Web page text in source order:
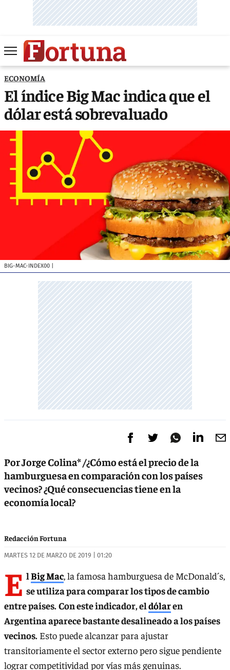
ECONOMÍA
El índice Big Mac indica que el
dólar está sobrevaluado
BIG-MAC-INDEX00
Por Jorge Colina* /¿Cómo está el precio de la
hamburguesa en comparación con los países
vecinos? ¿Qué consecuencias tiene en la
economía local?
Redacción Fortuna
MARTES 12 DE MARZO DE 2019 | 01:20
E lBig Mac, la famosa hamburguesa de McDonald´s,
se utiliza para comparar los tipos de cambio
entre países.Con este indicador, eldólaren
Argentina aparece bastante desalineado a los países
vecinos. Esto puede alcanzar para ajustar
transitoriamente el sector externo pero sigue pendiente
lograr competitividad por vías más genuinas.